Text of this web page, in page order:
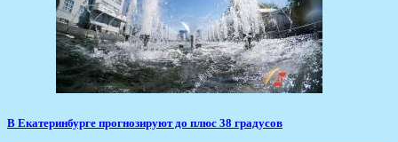
В Екатеринбурге прогнозируют до плюс 38 градусов